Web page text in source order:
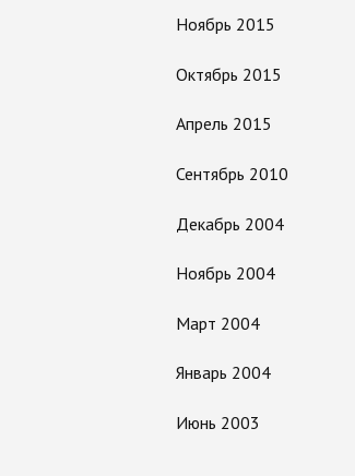
Ноябрь 2015
Октябрь 2015
Апрель 2015
Сентябрь 2010
Декабрь 2004
Ноябрь 2004
Март 2004
Январь 2004
Июнь 2003